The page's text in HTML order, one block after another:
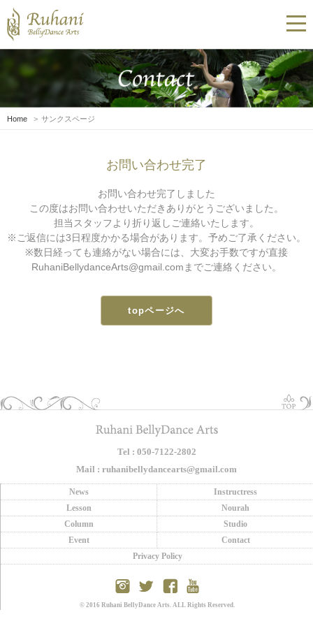
Home サンクスページ
お問い合わせ完了
お問い合わせ完了しました
この度はお問い合わせいただきありがとうございました。
担当スタッフより折り返しご連絡いたします。
※ご返信には3日程度かかる場合があります。予めご了承ください。
※数日経っても連絡がない場合には、大変お手数ですが直接
RuhaniBellydanceArts@gmail.comまでご連絡ください。
topページへ
Tel : 050-7122-2802
Mail : ruhanibellydancearts@gmail.com
News
Instructress
Lesson
Nourah
Column
Studio
Event
Contact
Privacy Policy
© 2016 Ruhani BellyDance Arts. ALL Rights Reserved.